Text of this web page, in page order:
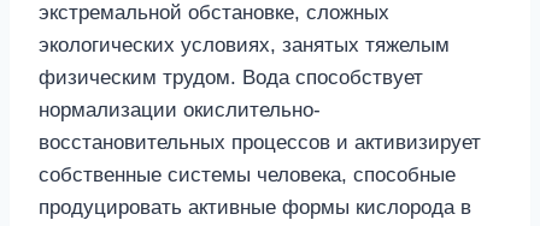
экстремальной обстановке, сложных
экологических условиях, занятых тяжелым
физическим трудом. Вода способствует
нормализации окислительно-
восстановительных процессов и активизирует
собственные системы человека, способные
продуцировать активные формы кислорода в